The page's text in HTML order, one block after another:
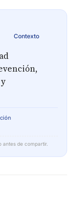
Contexto
antes de compartir.